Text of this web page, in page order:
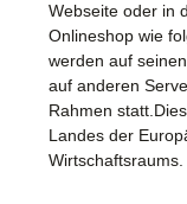
Webseite oder in
Onlineshop wie
werden auf
auf anderen
Rahmen
Landes der
Wirtschaftsraums.